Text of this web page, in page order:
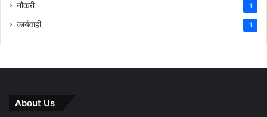
नौकरी 1
कार्यवाही 1
About Us